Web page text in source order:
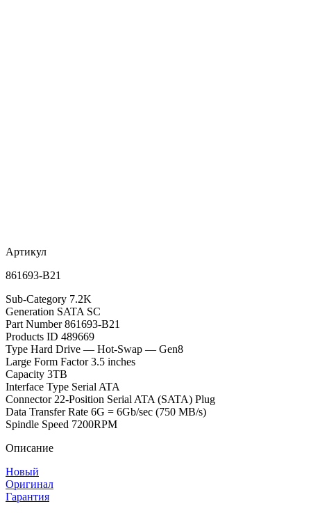
Артикул
861693-B21
Sub-Category 7.2K
Generation SATA SC
Part Number 861693-B21
Products ID 489669
Type Hard Drive — Hot-Swap — Gen8
Large Form Factor 3.5 inches
Capacity 3TB
Interface Type Serial ATA
Connector 22-Position Serial ATA (SATA) Plug
Data Transfer Rate 6G = 6Gb/sec (750 MB/s)
Spindle Speed 7200RPM
Описание
Новый
Оригинал
Гарантия